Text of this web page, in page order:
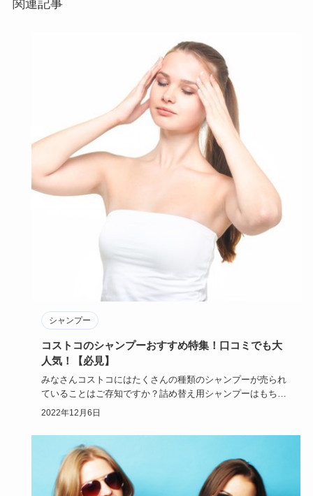
関連記事
シャンプー
コストコのシャンプーおすすめ特集！口コミでも大
人気！【必見】
みなさんコストコにはたくさんの種類のシャンプーが売られ
ていることはご存知ですか？詰め替え用シャンプーはもちろ
んですが、日本…
2022年12月6日